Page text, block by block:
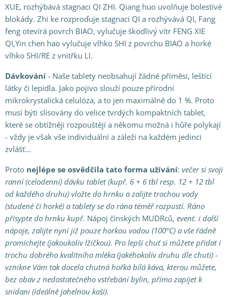
XUE, rozhýbává stagnaci QI ZHI. Qiang huo uvolňuje bolestivé
blokády. Zhi ke rozproďuje stagnaci QI a rozhývává QI, Fang
feng otevírá povrch BIAO, vylučuje škodlivý vítr FENG XIE
QI,Yin chen hao vylučuje vlhko SHI z povrchu BIAO a horké
vlhko SHI/RE z vnitřku LI.
Dávkování - Naše tablety neobsahují žádné příměsi, leštící
látky či lepidla. Jako pojivo slouží pouze přírodní
mikrokrystalická celulóza, a to jen maximálně do 1 %. Proto
musí býti slisovány do velice tvrdých kompaktních tablet,
které se obtížněji rozpouštějí a někomu možná i hůře polykají
- vždy je však vše individuální a záleží na každém jedinci
zvlášť...
Proto nejlépe se osvědčila tato forma užívání: večer si svoji
ranní (celodenní) dávku tablet (kupř. 6 + 6 tbl resp. 12 + 12 tbl
od každého druhu) vložte do hrnku a zalijte trochou vody
(studené či horké) a tabletyse do rána téměř rozpustí. Ráno
přisypte do hrnku kupř. Nápoj čínských MUDRců, event. i další
nápoje, zalijte nyní již pouze horkou vodou (100°C) a vše řádně
promíchejte (jakoukoliv lžičkou). Pro lepší chuť si můžete přidat i
trochu dobrého kvalitního mléka (jakéhokoliv druhu dle chuti) -
vznikne Vám tak docela chutná hořká bílá káva, kterou můžete,
bez obav z nedostatečného vstřebání bylin, přímo zapíjet k
snídani (ideálně jahelnou kaši).